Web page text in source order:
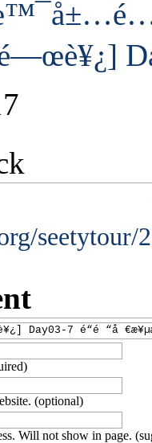
seetytour/
(optional)
Will not show in page.